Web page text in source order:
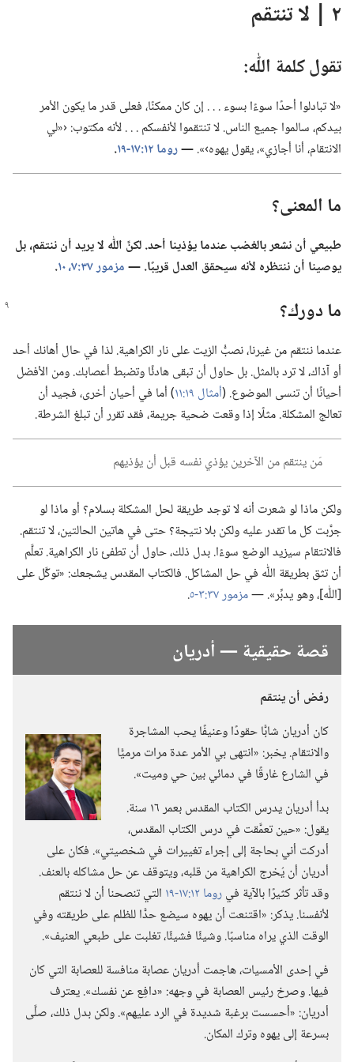
٢ | لا تنتقم
تقول كلمة اللّٰه:‏
‏«لا تبادلوا أحدًا سوءًا بسوء .‏ .‏ .‏ إن كان ممكنًا،‏ فعلى قدر ما يكون الأمر
بيدكم،‏ سالموا جميع الناس.‏ لا تنتقموا لأنفسكم .‏ .‏ .‏ لأنه مكتوب:‏ ‹«لي
الانتقام،‏ أنا أجازي»،‏ يقول يهوه›».‏‏—‏روما ١٢:‏١٧-‏١٩ ‏.‏
ما المعنى؟‏
طبيعي أن نشعر بالغضب عندما يؤذينا أحد.‏ لكنَّ اللّٰه لا يريد أن ننتقم،‏ بل
يوصينا أن ننتظره لأنه سيحقق العدل قريبًا.‏ —‏مزمور ٣٧:‏٧،‏ ١٠‏.‏
ما دورك؟‏
عندما ننتقم من غيرنا،‏ نصبُّ الزيت على نار الكراهية.‏ لذا في حال أهانك أحد
أو آذاك،‏ لا ترد بالمثل.‏ بل حاول أن تبقى هادئًا وتضبط أعصابك.‏ ومن الأفضل
أحيانًا أن تنسى الموضوع.‏ (‏أمثال ١٩:‏١١
‏)‏ أما في أحيان أخرى،‏ فجيد أن
تعالج المشكلة.‏ مثلًا إذا وقعت ضحية جريمة،‏ فقد تقرر أن تبلغ الشرطة.‏
مَن ينتقم من الآخرين يؤذي نفسه قبل أن يؤذيهم
ولكن ماذا لو شعرت أنه لا توجد طريقة لحل المشكلة بسلام؟‏ أو ماذا لو
جرَّبت كل ما تقدر عليه ولكن بلا نتيجة؟‏ حتى في هاتين الحالتين،‏ لا تنتقم.‏
فالانتقام سيزيد الوضع سوءًا.‏ بدل ذلك،‏ حاول أن تطفئ نار الكراهية.‏ تعلَّم
أن تثق بطريقة اللّٰه في حل المشاكل.‏ فالكتاب المقدس يشجعك:‏ «توكَّل على
[اللّٰه]،‏ وهو يدبِّر».‏ —‏مزمور ٣٧:‏٣-‏٥ ‏.‏
قصة حقيقية —‏ أدريان
رفض أن ينتقم
كان أدريان شابًّا حقودًا وعنيفًا يحب المشاجرة
والانتقام.‏ يخبر:‏ «انتهى بي الأمر عدة مرات مرميًّا
في الشارع غارقًا في دمائي بين حي وميت».‏
بدأ أدريان يدرس الكتاب المقدس بعمر ١٦ سنة.‏
يقول:‏ «حين تعمَّقت في درس الكتاب المقدس،‏
أدركت أني بحاجة إلى إجراء تغييرات في شخصيتي».‏ فكان على
أدريان أن يُخرج الكراهية من قلبه،‏ ويتوقف عن حل مشاكله بالعنف.‏
وقد تأثر كثيرًا بالآية فيروما ١٢:‏١٧-‏١٩
التي تنصحنا أن لا ننتقم
لأنفسنا.‏ يذكر:‏ «اقتنعت أن يهوه سيضع حدًّا للظلم على طريقته وفي
الوقت الذي يراه مناسبًا.‏ وشيئًا فشيئًا،‏ تغلبت على طبعي العنيف».‏
في إحدى الأمسيات،‏ هاجمت أدريان عصابة منافسة للعصابة التي كان
فيها.‏ وصرخ رئيس العصابة في وجهه:‏ «دافِع عن نفسك».‏ يعترف
أدريان:‏ «أحسست برغبة شديدة في الرد عليهم».‏ ولكن بدل ذلك،‏ صلَّى
بسرعة إلى يهوه وترك المكان.‏